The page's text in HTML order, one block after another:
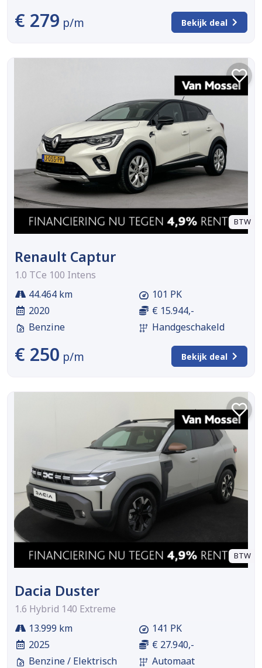
€ 279 p/m Bekijk deal
BTW
Renault Captur
1.0 TCe 100 Intens
44.464 km
2020
Benzine
101 PK
€ 15.944,-
Handgeschakeld
€ 250 p/m Bekijk deal
BTW
Dacia Duster
1.6 Hybrid 140 Extreme
13.999 km
2025
Benzine / Elektrisch
141 PK
€ 27.940,-
Automaat